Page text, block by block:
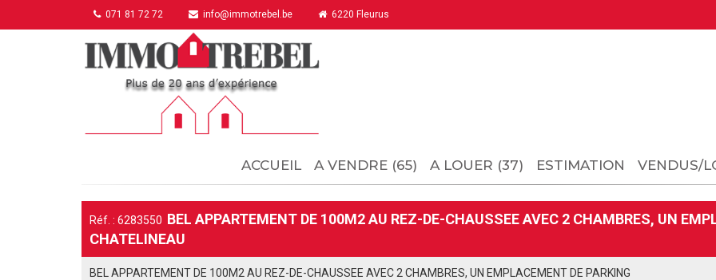
071 81 72 72 info@immotrebel.be 6220 Fleurus
ACCUEIL A VENDRE (65) A LOUER (37) ESTIMATION VENDUS/
Réf. : 6283550 BEL APPARTEMENT DE 100M2 AU REZ-DE-CHAUSSEE AVEC 2 CHAMBRES, UN
CHATELINEAU
BEL APPARTEMENT DE 100M2 AU REZ-DE-CHAUSSEE AVEC 2 CHAMBRES, UN EMPLACEMENT DE PARKING